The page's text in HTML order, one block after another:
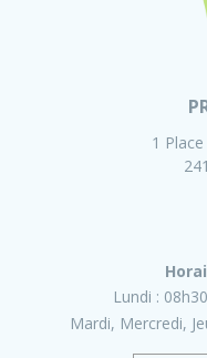
1
Lundi :
Mardi, Mercredi,